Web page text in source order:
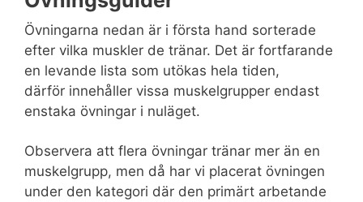
Övningarna nedan är i första hand sorterade
efter vilka muskler de tränar. Det är fortfarande
en levande lista som utökas hela tiden,
därför innehåller vissa muskelgrupper endast
enstaka övningar i nuläget.
Observera att flera övningar tränar mer än en
muskelgrupp, men då har vi placerat övningen
under den kategori där den primärt arbetande